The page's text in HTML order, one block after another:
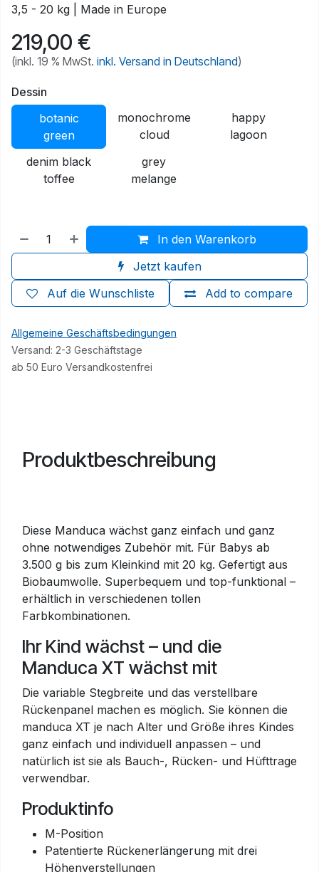
3,5 - 20 kg | Made in Europe
219,00 €
(inkl. 19 % MwSt. inkl. Versand in Deutschland)
Dessin
botanic
green
monochrome
cloud
happy
lagoon
denim black
toffee
grey
melange
In den Warenkorb
Jetzt kaufen
Add to compare
Auf die Wunschliste
Allgemeine Geschäftsbedingungen
Versand: 2-3 Geschäftstage
ab 50 Euro Versandkostenfrei
Produktbeschreibung
Diese Manduca wächst ganz einfach und ganz
ohne notwendiges Zubehör mit. Für Babys ab
3.500 g bis zum Kleinkind mit 20 kg. Gefertigt aus
Biobaumwolle. Superbequem und top-funktional –
erhältlich in verschiedenen tollen
Farbkombinationen.
Ihr Kind wächst – und die
Manduca XT wächst mit
Die variable Stegbreite und das verstellbare
Rückenpanel machen es möglich. Sie können die
manduca XT je nach Alter und Größe ihres Kindes
ganz einfach und individuell anpassen – und
natürlich ist sie als Bauch-, Rücken- und Hüfttrage
verwendbar.
Produktinfo
M-Position
Patentierte Rückenerlängerung mit drei
Höhenverstellungen